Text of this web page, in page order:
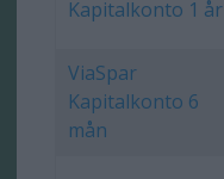
Kapitalkonto 1 år
ViaSpar
Kapitalkonto 6
mån